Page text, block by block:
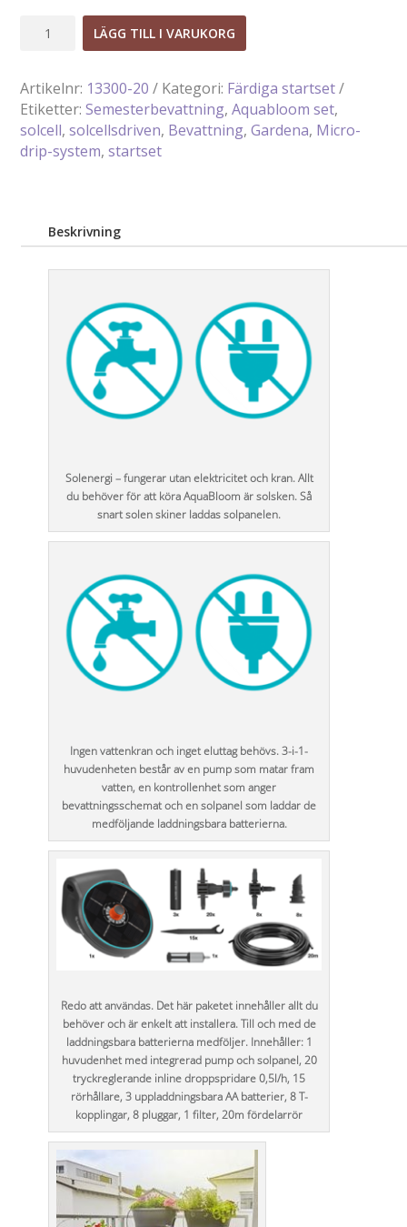
Solcellssdriven
Set
mängd
LÄGG TILL I VARUKORG
Artikelnr: 13300-20 Kategori: Färdiga startset
Etiketter:Semesterbevattning,Aquabloom set,
solcell,solcellsdriven, Bevattning,Gardena, Micro-
drip-system,startset
Beskrivning
Solenergi – fungerar utan elektricitet och kran. Allt
du behöver för att köra AquaBloom är solsken. Så
snart solen skiner laddas solpanelen.
Ingen vattenkran och inget eluttag behövs. 3-i-1-
huvudenheten består av en pump som matar fram
vatten, en kontrollenhet som anger
bevattningsschemat och en solpanel som laddar de
medföljande laddningsbara batterierna.
Redo att användas. Det här paketet innehåller allt du
behöver och är enkelt att installera. Till och med de
laddningsbara batterierna medföljer. Innehåller: 1
huvudenhet med integrerad pump och solpanel, 20
tryckreglerande inline droppspridare 0,5l/h, 15
rörhållare, 3 uppladdningsbara AA batterier, 8 T-
kopplingar, 8 pluggar, 1 filter, 20m fördelarrör